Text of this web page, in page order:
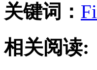
关键词：
相关阅读: